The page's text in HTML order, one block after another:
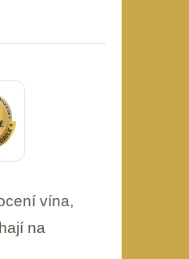
vína,
na